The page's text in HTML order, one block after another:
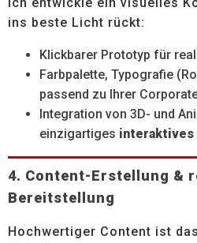
ins beste Licht rückt:
Klickbarer Prototyp für
Farbpalette, Typografie
passend zu Ihrer
Integration von 3D- und
einzigartiges interaktives
4. Content-Erstellung &
Bereitstellung
Hochwertiger Content ist